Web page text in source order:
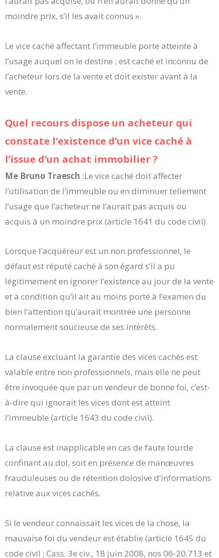
moindre prix, s’il les avait connus ».
Le vice caché affectant l’immeuble porte atteinte à
l’usage auquel on le destine ; est caché et inconnu de
l’acheteur lors de la vente et doit exister avant à la
vente.
Quel recours dispose un acheteur qui
constate l’existence d’un vice caché à
l’issue d’un achat immobilier ?
Me Bruno Traesch :Le vice caché doit affecter
l’utilisation de l’immeuble ou en diminuer tellement
l’usage que l’acheteur ne l’aurait pas acquis ou
acquis à un moindre prix (article 1641 du code civil).
Lorsque l’acquéreur est un non professionnel, le
défaut est réputé caché à son égard s’il a pu
légitimement en ignorer l’existence au jour de la vente
et à condition qu’il ait au moins porté à l’examen du
bien l’attention qu’aurait montrée une personne
normalement soucieuse de ses intérêts.
La clause excluant la garantie des vices cachés est
valable entre non professionnels, mais elle ne peut
être invoquée que par un vendeur de bonne foi, c’est-
à-dire qui ignorait les vices dont est atteint
l’immeuble (article 1643 du code civil).
La clause est inapplicable en cas de faute lourde
confinant au dol, soit en présence de manœuvres
frauduleuses ou de rétention dolosive d’informations
relative aux vices cachés.
Si le vendeur connaissait les vices de la chose, la
mauvaise foi du vendeur est établie (article 1645 du
code civil ; Cass. 3e civ., 18 juin 2008, nos 06-20.713 et